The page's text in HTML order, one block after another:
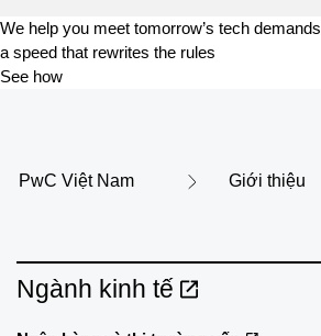
We help you meet tomorrow’s tech demands
a speed that rewrites the rules
See how
PwC Việt Nam Giới thiệu
Ngành kinh tế